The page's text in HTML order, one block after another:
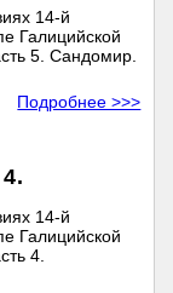
14-й
Галицийской
5. Сандомир.
Подробнее >>>
14-й
Галицийской
4.